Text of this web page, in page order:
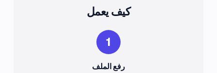
كيف يعمل
1
رفع الملف